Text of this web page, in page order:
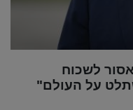
לשכוח
על העולם"